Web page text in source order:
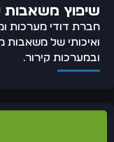
שיפוץ משאבות
חברת דודי מערכות
ואיכותי של משאבות
ובמערכות קירור.